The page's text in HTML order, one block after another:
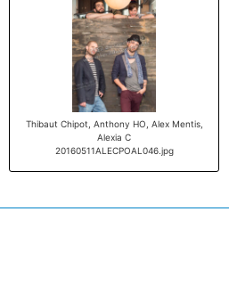
Thibaut Chipot, Anthony HO, Alex Mentis,
Alexia C
20160511ALECPOAL046.jpg